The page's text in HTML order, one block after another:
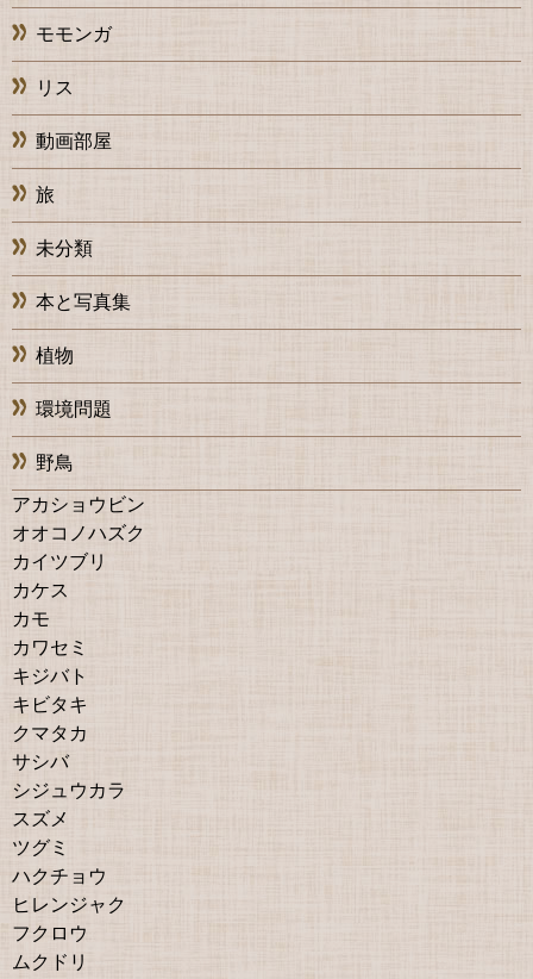
モモンガ
リス
動画部屋
旅
未分類
本と写真集
植物
環境問題
野鳥
アカショウビン
オオコノハズク
カイツブリ
カケス
カモ
カワセミ
キジバト
キビタキ
クマタカ
サシバ
シジュウカラ
スズメ
ツグミ
ハクチョウ
ヒレンジャク
フクロウ
ムクドリ